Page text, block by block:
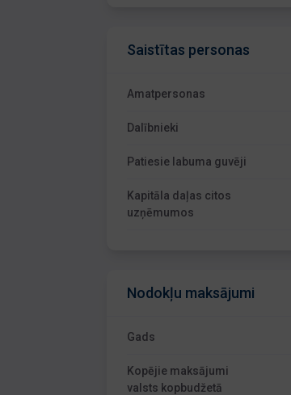
Saistītas personas
Amatpersonas
Dalībnieki
Patiesie labuma guvēji
Kapitāla daļas citos
uzņēmumos
Nodokļu maksājumi
Gads
Kopējie maksājumi
valsts kopbudžetā